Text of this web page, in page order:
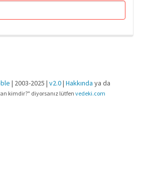
| 2003-2025 | v2.0| Hakkında ya da
kimdir?" diyorsanız lütfen vedeki.com